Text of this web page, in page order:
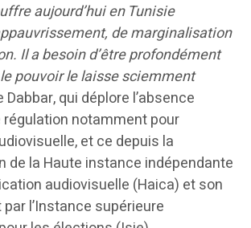
aujourd’hui en Tunisie
de marginalisation
Il a besoin d’être profondément
pouvoir le laisse sciemment
qui déplore l’absence
régulation notamment pour
et ce depuis la
de la Haute instance indépendante
audiovisuelle (Haica) et son
l’Instance supérieure